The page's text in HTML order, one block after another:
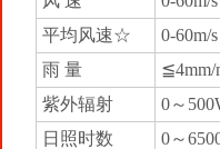
平均风速☆
0-60m/s
雨 量
≦4mm/
紫外辐射
0～
日照时数
0～